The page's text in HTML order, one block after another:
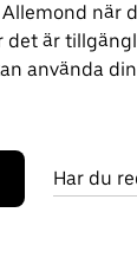
när
det är
använda
Har du